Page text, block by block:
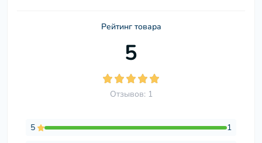
Рейтинг товара
5
Отзывов: 1
5
1